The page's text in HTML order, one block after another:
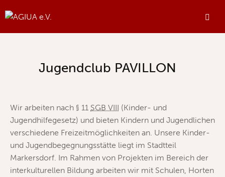
Jugendclub PAVILLON
Wir arbeiten nach § 11 SGB VIII (Kinder- und
Jugendhilfegesetz) und bieten Kindern und Jugendlichen
verschiedene Freizeitmöglichkeiten an. Unsere Kinder-
und Jugendbegegnungsstätte liegt im Stadtteil
Markersdorf. Im Rahmen von Projekten im Bereich der
interkulturellen Bildung arbeiten wir mit Schulen, Horten